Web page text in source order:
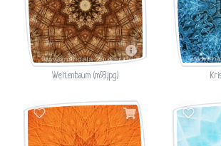
Weltenbaum (m93.jpg)